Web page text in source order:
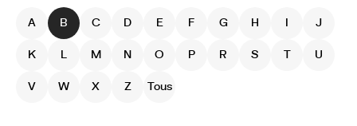
A B C D E F G H I J
K L M N O P R S T U
V W X Z Tous